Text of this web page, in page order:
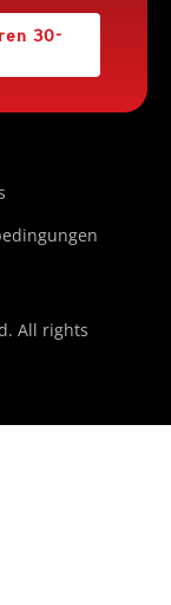
30-
All rights